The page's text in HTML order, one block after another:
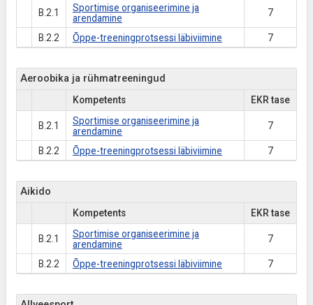
B.2.1
Sportimise organiseerimine ja
arendamine
7
B.2.2 Õppe-treeningprotsessi läbiviimine 7
Aeroobika ja rühmatreeningud
Kompetents EKR tase
B.2.1
Sportimise organiseerimine ja
arendamine
7
B.2.2 Õppe-treeningprotsessi läbiviimine 7
Aikido
Kompetents EKR tase
B.2.1
Sportimise organiseerimine ja
arendamine
7
B.2.2 Õppe-treeningprotsessi läbiviimine 7